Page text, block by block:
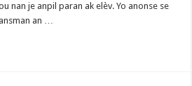
nan je anpil paran ak elèv. Yo anonse se
an …